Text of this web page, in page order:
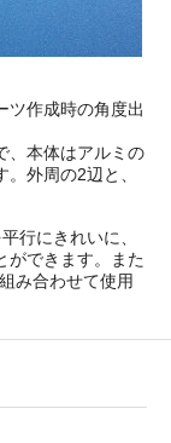
ツ作成時の角度出
、本体はアルミの
外周の2辺と、
行にきれいに、
ができます。また
み合わせて使用